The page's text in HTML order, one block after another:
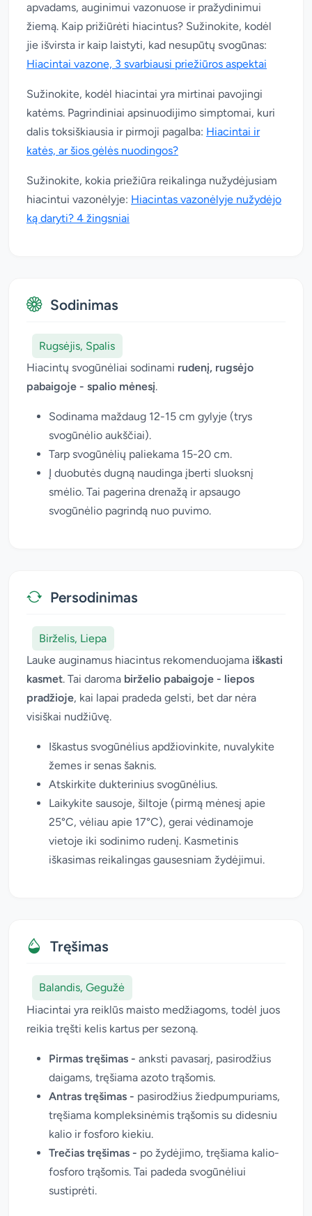
apvadams, auginimui vazonuose ir pražydinimui
žiemą. Kaip prižiūrėti hiacintus? Sužinokite, kodėl
jie išvirsta ir kaip laistyti, kad nesupūtų svogūnas:
Hiacintai vazone, 3 svarbiausi priežiūros aspektai
Sužinokite, kodėl hiacintai yra mirtinai pavojingi
katėms. Pagrindiniai apsinuodijimo simptomai, kuri
dalis toksiškiausia ir pirmoji pagalba: Hiacintai ir
katės, ar šios gėlės nuodingos?
Sužinokite, kokia priežiūra reikalinga nužydėjusiam
hiacintui vazonėlyje: Hiacintas vazonėlyje nužydėjo
ką daryti? 4 žingsniai
Sodinimas
Rugsėjis, Spalis
Hiacintų svogūnėliai sodinami rudenį, rugsėjo
pabaigoje - spalio mėnesį.
Sodinama maždaug 12-15 cm gylyje (trys
svogūnėlio aukščiai).
Tarp svogūnėlių paliekama 15-20 cm.
Į duobutės dugną naudinga įberti sluoksnį
smėlio. Tai pagerina drenažą ir apsaugo
svogūnėlio pagrindą nuo puvimo.
Persodinimas
Birželis, Liepa
Lauke auginamus hiacintus rekomenduojama iškasti
kasmet. Tai daroma birželio pabaigoje - liepos
pradžioje, kai lapai pradeda gelsti, bet dar nėra
visiškai nudžiūvę.
Iškastus svogūnėlius apdžiovinkite, nuvalykite
žemes ir senas šaknis.
Atskirkite dukterinius svogūnėlius.
Laikykite sausoje, šiltoje (pirmą mėnesį apie
25°C, vėliau apie 17°C), gerai vėdinamoje
vietoje iki sodinimo rudenį. Kasmetinis
iškasimas reikalingas gausesniam žydėjimui.
Tręšimas
Balandis, Gegužė
Hiacintai yra reiklūs maisto medžiagoms, todėl juos
reikia tręšti kelis kartus per sezoną.
Pirmas tręšimas - anksti pavasarį, pasirodžius
daigams, tręšiama azoto trąšomis.
Antras tręšimas - pasirodžius žiedpumpuriams,
tręšiama kompleksinėmis trąšomis su didesniu
kalio ir fosforo kiekiu.
Trečias tręšimas - po žydėjimo, tręšiama kalio-
fosforo trąšomis. Tai padeda svogūnėliui
sustiprėti.